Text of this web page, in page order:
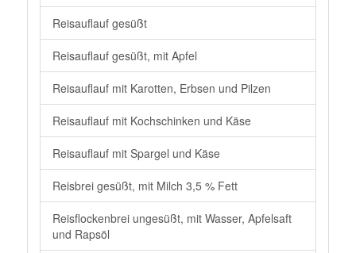
Reisauflauf gesüßt
Reisauflauf gesüßt, mit Apfel
Reisauflauf mit Karotten, Erbsen und Pilzen
Reisauflauf mit Kochschinken und Käse
Reisauflauf mit Spargel und Käse
Reisbrei gesüßt, mit Milch 3,5 % Fett
Reisflockenbrei ungesüßt, mit Wasser, Apfelsaft
und Rapsöl